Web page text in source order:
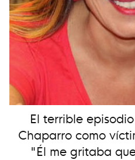
El terrible
Chaparro como
"Él me gritaba